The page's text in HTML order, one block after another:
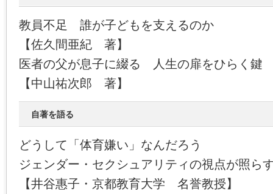
教員不足 誰が子どもを支えるのか
【佐久間亜紀 著】
医者の父が息子に綴る 人生の扉をひらく鍵
【中山祐次郎 著】
自著を語る
どうして「体育嫌い」なんだろう
ジェンダー・セクシュアリティの視点が照ら
【井谷惠子・京都教育大学 名誉教授】